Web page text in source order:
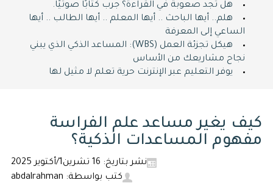
هل تجد صعوبة في القراءة؟ جرب كتابًا صوتيًا.
هلم.. أيها الباحث .. أيها المعلم .. أيها الطالب .. أيها
الساعي إلى المعرفة
هيكل تجزئة العمل (WBS): المساعد الذكي الذي يبني
نجاح مشاريعك من الأساس
يوفر التعليم عبر الإنترنت حرية تعلم لا مثيل لها
كيف يغير مساعد علم الفراسة
مفهوم المساعدات الذكية؟
نشر بتاريخ: 16 تشرين1/أكتوير 2025
كتب بواسطة: abdalrahman